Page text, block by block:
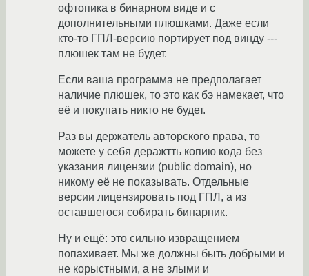
офтопика в бинарном виде и с
дополнительными плюшками. Даже если
кто-то ГПЛ-версию портирует под винду ---
плюшек там не будет.
Если ваша программа не предполагает
наличие плюшек, то это как бэ намекает, что
её и покупать никто не будет.
Раз вы держатель авторского права, то
можете у себя деражтть копию кода без
указания лицензии (public domain), но
никому её не показывать. Отдельные
версии лицензировать под ГПЛ, а из
оставшегося собирать бинарник.
Ну и ещё: это сильно извращением
попахивает. Мы же должны быть добрыми и
не корыстными, а не злыми и